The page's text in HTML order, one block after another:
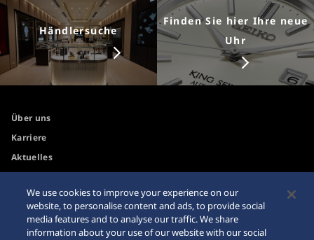
Händlersuche
Finden Sie hier Ihre neue
Uhr
Über uns
Karriere
Aktuelles
Zugänglichkeit
Internetkäufe
Händler
Sitemap
We use cookies to improve your experience on our
website, to personalise content and ads, to provide social
media features and to analyse our traffic. We share
information about your use of our website with our social